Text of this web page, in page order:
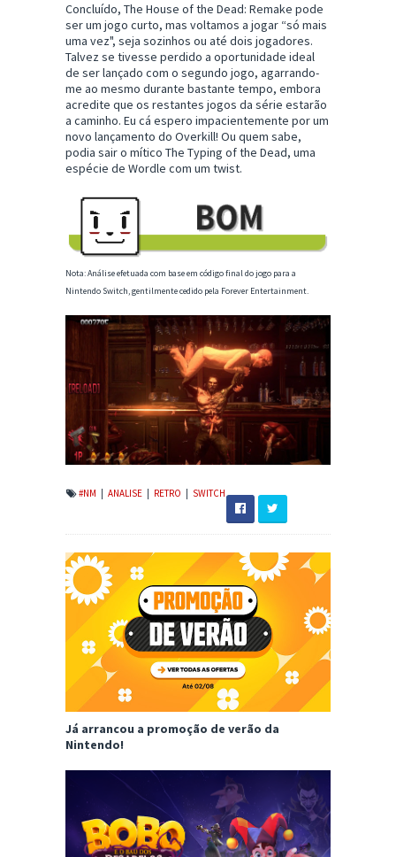
Concluído, The House of the Dead: Remake pode
ser um jogo curto, mas voltamos a jogar “só mais
uma vez", seja sozinhos ou até dois jogadores.
Talvez se tivesse perdido a oportunidade ideal
de ser lançado com o segundo jogo, agarrando-
me ao mesmo durante bastante tempo, embora
acredite que os restantes jogos da série estarão
a caminho. Eu cá espero impacientemente por um
novo lançamento do Overkill! Ou quem sabe,
podia sair o mítico The Typing of the Dead, uma
espécie de Wordle com um twist.
Nota: Análise efetuada com base em código final do jogo para a
Nintendo Switch, gentilmente cedido pela Forever Entertainment.
#NM ANALISE RETRO SWITCH
Já arrancou a promoção de verão da
Nintendo!